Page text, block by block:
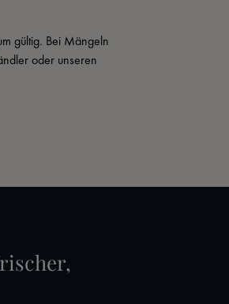
gültig. Bei Mängeln
oder unseren